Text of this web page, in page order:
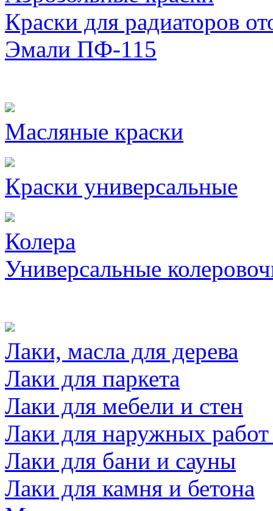
Краски для радиаторов
Эмали ПФ-115
Масляные краски
Краски универсальные
Колера
Универсальные
Лаки, масла для дерева
Лаки для паркета
Лаки для мебели и стен
Лаки для наружных
Лаки для бани и сауны
Лаки для камня и бетона